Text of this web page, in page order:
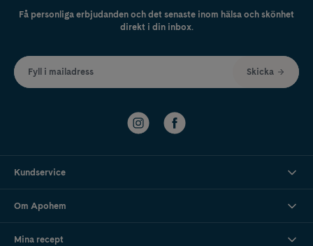
Få personliga erbjudanden och det senaste inom hälsa och skönhet
direkt i din inbox.
Fyll i mailadress Skicka
Kundservice
Om Apohem
Mina recept